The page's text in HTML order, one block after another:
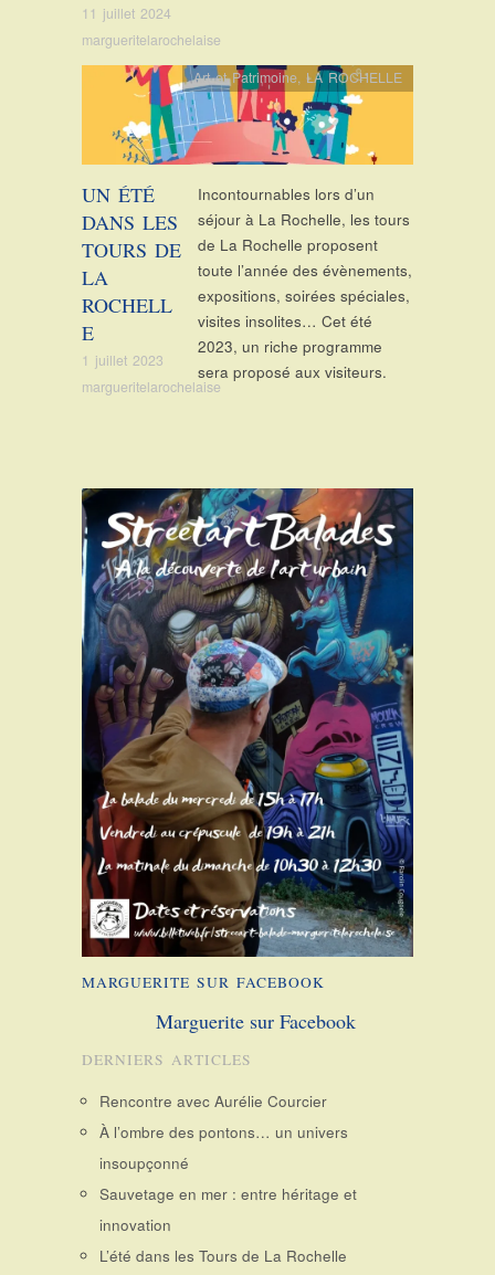
11 juillet 2024
margueritelarochelaise
UN ÉTÉ
DANS LES
TOURS DE
LA
ROCHELL
E
1 juillet 2023
margueritelarochelaise
Art et Patrimoine,LA ROCHELLE
Incontournables lors d’un
séjour à La Rochelle, les tours
de La Rochelle proposent
toute l’année des évènements,
expositions, soirées spéciales,
visites insolites… Cet été
2023, un riche programme
sera proposé aux visiteurs.
MARGUERITE SUR FACEBOOK
Marguerite sur Facebook
DERNIERS ARTICLES
Rencontre avec Aurélie Courcier
À l’ombre des pontons… un univers
insoupçonné
Sauvetage en mer : entre héritage et
innovation
L’été dans les Tours de La Rochelle